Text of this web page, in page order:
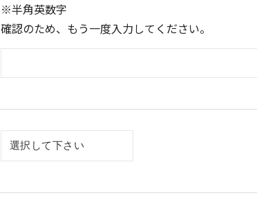
※半角英数字
確認のため、もう一度入力してください。